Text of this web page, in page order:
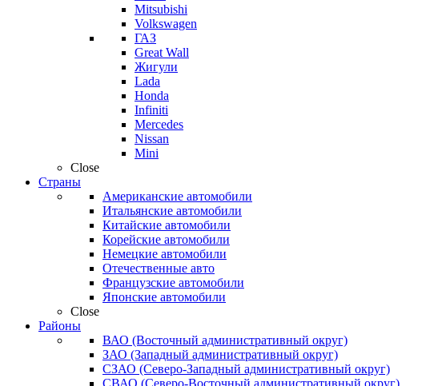
Mitsubishi
Volkswagen
ГАЗ
Great Wall
Жигули
Lada
Honda
Infiniti
Mercedes
Nissan
Mini
Close
Страны
Американские автомобили
Итальянские автомобили
Китайские автомобили
Корейские автомобили
Немецкие автомобили
Отечественные авто
Французские автомобили
Японские автомобили
Close
Районы
ВАО (Восточный административный округ)
ЗАО (Западный административный округ)
СЗАО (Северо-Западный административный округ)
СВАО (Северо-Восточный административный округ)